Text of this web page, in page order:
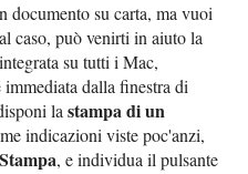
documento su carta, ma vuoi
caso, può venirti in aiuto la
integrata su tutti i Mac,
immediata dalla finestra di
lastampa di un
indicazioni viste poc'anzi,
Stampa, e individua il pulsante